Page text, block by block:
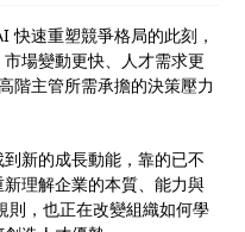
快速重塑競爭格局的此刻，
場變動更快、人才需求更
階主管所需承擔的決策壓力
新的成長動能，靠的已不
理解企業的本質、能力與
則，也正在改變組織如何學